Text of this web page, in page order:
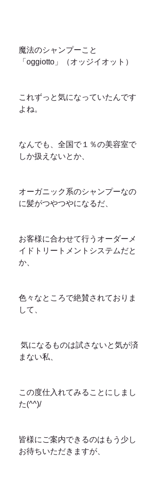
魔法のシャンプーこと
「oggiotto」（オッジイオット）
これずっと気になっていたんです
よね。
なんでも、全国で１％の美容室で
しか扱えないとか、
オーガニック系のシャンプーなの
に髪がつやつやになるだ、
お客様に合わせて行うオーダーメ
イドトリートメントシステムだと
か、
色々なところで絶賛されておりま
して、
まない私、
この度仕入れてみることにしまし
た(^^)/
皆様にご案内できるのはもう少し
お待ちいただきますが、